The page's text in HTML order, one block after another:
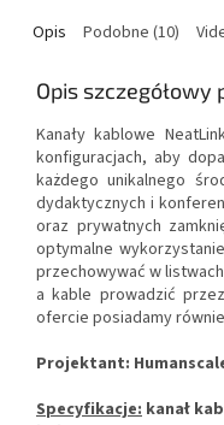
Opis Podobne (10)
Opis szczegółowy
Kanały kablowe
konfiguracjach, aby
każdego unikalnego
dydaktycznych i
oraz prywatnych
optymalne
przechowywać w
a kable prowadzić
ofercie posiadamy
Projektant:
Specyfikacje: kanał